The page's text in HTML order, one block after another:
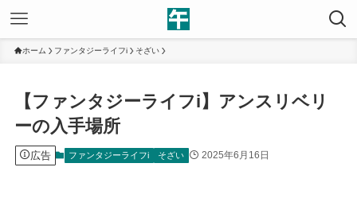
ホーム ファンタジーライフi そざい
【ファンタジーライフi】アンスリベリ
ーの入手場所
広告 ファンタジーライフi そざい 2025年6月16日